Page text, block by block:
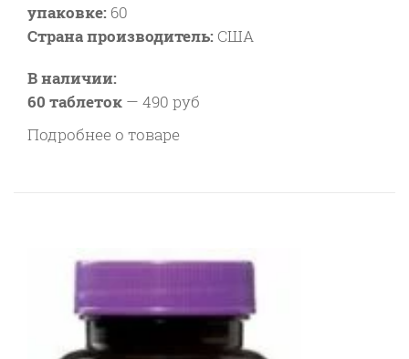
упаковке: 60
Страна производитель: США
В наличии:
60 таблеток — 490 руб
Подробнее о товаре